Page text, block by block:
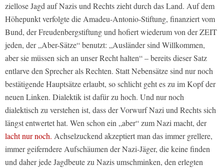
ziellose Jagd auf Nazis und Rechts zieht durch das Land. Auf dem
Höhepunkt verfolgte die Amadeu-Antonio-Stiftung, finanziert vom
Bund, der Freudenbergstiftung und hofiert wiederum von derZEIT
jeden, der „Aber-Sätze“ benutzt: „Ausländer sind Willkommen,
aber sie müssen sich an unser Recht halten“ – bereits dieser Satz
entlarve den Sprecher als Rechten. Statt Nebensätze sind nur noch
bestätigende Hauptsätze erlaubt, so schlicht geht es zu im Kopf der
neuen Linken. Dialektik ist dafür zu hoch. Und nur noch
dialektisch zu verstehen ist, dass der Vorwurf Nazi und Rechts sich
längst entwertet hat. Wen schon ein „aber“ zum Nazi macht, der
lacht nur noch. Achselzuckend akzeptiert man das immer grellere,
immer geiferndere Aufschäumen der Nazi-Jäger, die keine finden
und daher jede Jagdbeute zu Nazis umschminken, den erlegten